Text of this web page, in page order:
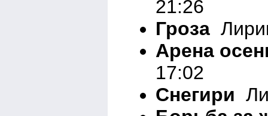
21:26
Гроза
Арена
17:02
Снегири